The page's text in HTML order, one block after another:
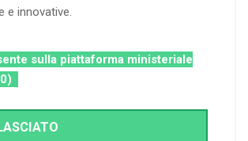
e innovative.
sulla piattaforma ministeriale